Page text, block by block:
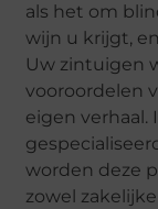
als het om
wijn u krijgt,
Uw zintuigen
vooroordelen
eigen
worden deze
zowel